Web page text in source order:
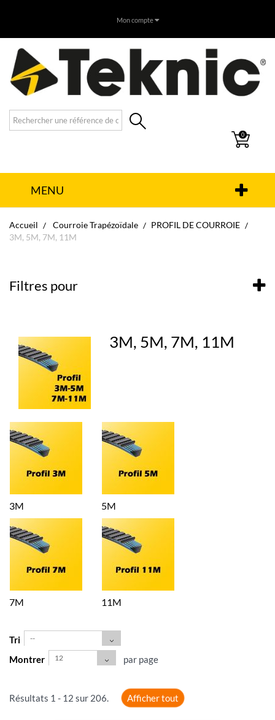
Mon compte
0
MENU
Accueil Courroie Trapézoïdale
PROFIL DE COURROIE
3M, 5M, 7M, 11M
Filtres pour
3M, 5M, 7M, 11M
3M 5M
7M 11M
Tri --
Montrer 12 par page
Résultats 1 - 12 sur 206. Afficher tout